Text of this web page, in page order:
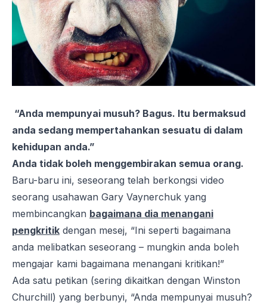
“Anda mempunyai musuh? Bagus. Itu bermaksud
anda sedang mempertahankan sesuatu di dalam
kehidupan anda.”
Anda tidak boleh menggembirakan semua orang.
Baru-baru ini, seseorang telah berkongsi video
seorang usahawan Gary Vaynerchuk yang
membincangkan bagaimana dia menangani
pengkritik dengan mesej, “Ini seperti bagaimana
anda melibatkan seseorang – mungkin anda boleh
mengajar kami bagaimana menangani kritikan!”
Ada satu petikan (sering dikaitkan dengan Winston
Churchill) yang berbunyi, “Anda mempunyai musuh?